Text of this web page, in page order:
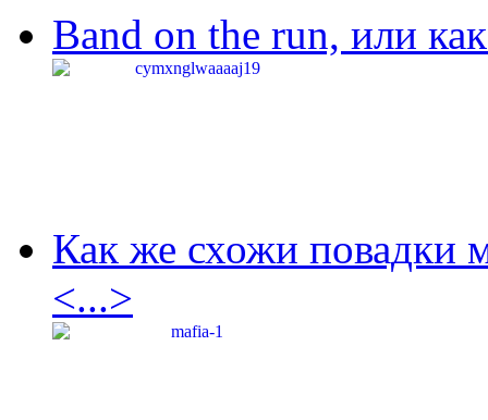
Band on the run, или
Как же схожи повадки
<...>